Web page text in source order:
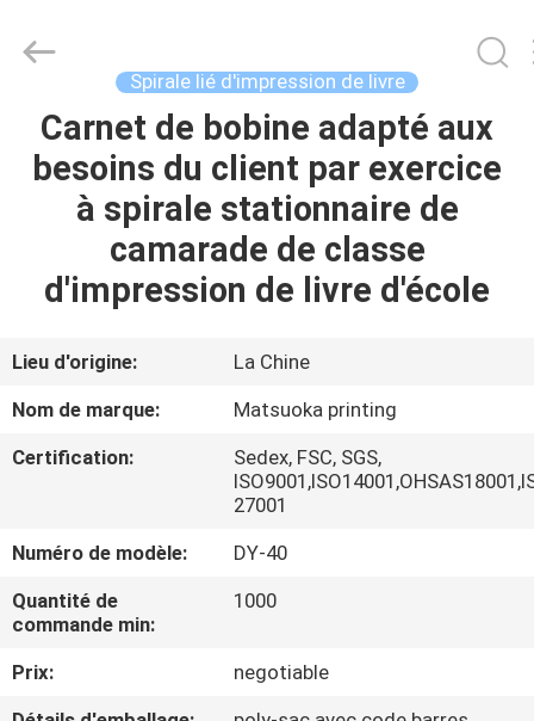
MAISON
PRODUITS
DE
NOUS
VISITE
CONTRÔLE
DE
QUALITÉ
printing
co.,LTD.
Reserved.
Spirale lié d'impression de livre
Carnet de bobine adapté aux
besoins du client par exercice
à spirale stationnaire de
camarade de classe
d'impression de livre d'école
Lieu d'origine:
La Chine
Nom de marque:
Matsuoka printing
Certification:
Sedex, FSC, SGS,
27001
Numéro de modèle:
DY-40
Quantité de
commande min:
1000
Prix:
negotiable